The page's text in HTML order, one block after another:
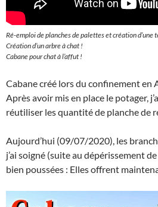
Ré-emploi de planches de palettes et création d’une
Création d’un arbre à chat !
Cabane pour chat à l’affut !
Cabane créé lors du confinement en
Après avoir mis en place le potager,
réutiliser les quantité de planche de
Aujourd’hui (09/07/2020), les
j’ai soigné (suite au dépérissement
bien poussées : Elles offrent